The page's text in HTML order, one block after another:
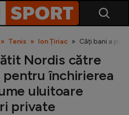
Tenis Ion Țiriac Câți bani a
Nordis către
pentru închirierea
uluitoare
private